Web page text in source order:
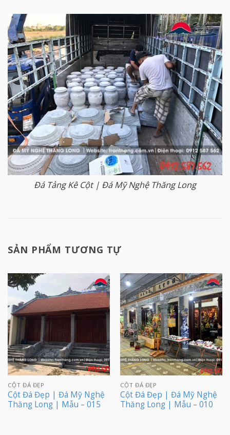
Đá Tảng Kê Cột | Đá Mỹ Nghệ Thăng Long
SẢN PHẨM TƯƠNG TỰ
CỘT ĐÁ ĐẸP
Cột Đá Đẹp | Đá Mỹ Nghệ
Thăng Long | Mẫu – 015
CỘT ĐÁ ĐẸP
Cột Đá Đẹp | Đá Mỹ Nghệ
Thăng Long | Mẫu – 010